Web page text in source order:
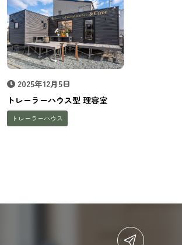
2025年12月5日
トレーラーハウス型 理容室
トレーラーハウス